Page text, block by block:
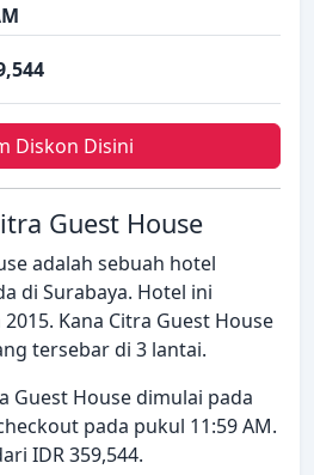
Diskon Disini
Guest House
adalah sebuah hotel
di Surabaya. Hotel ini
Kana Citra Guest House
tersebar di 3 lantai.
Guest House dimulai pada
pada pukul 11:59 AM.
IDR 359,544.